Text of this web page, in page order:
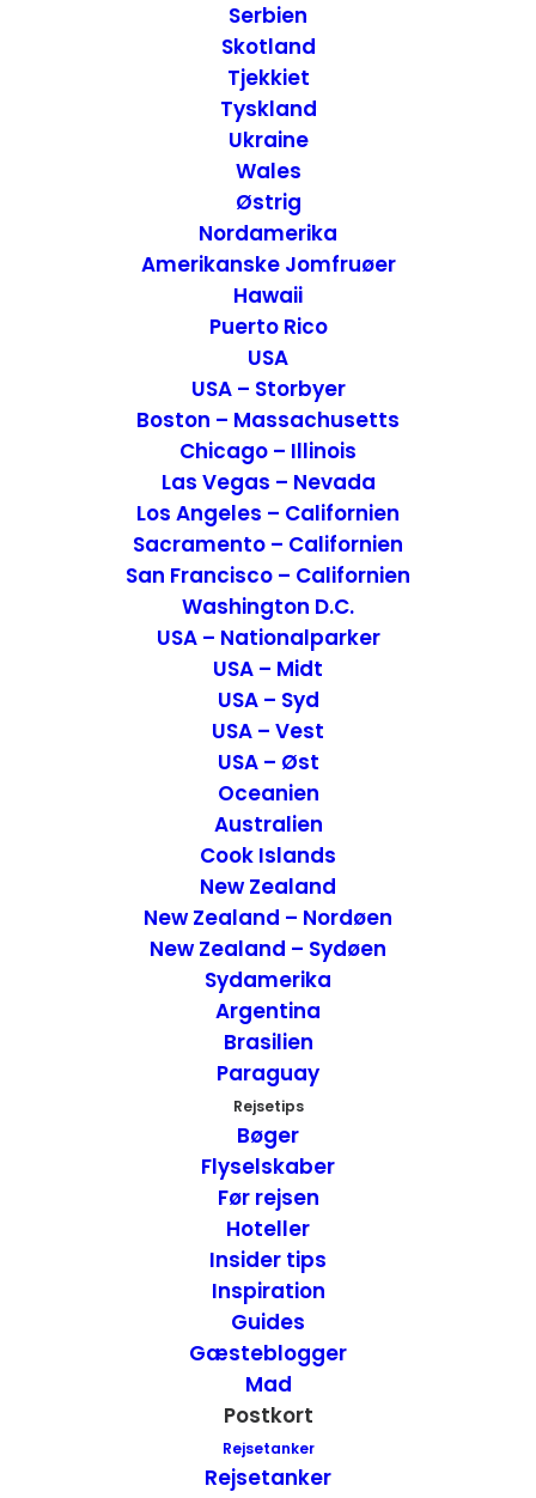
Serbien
Skotland
Tjekkiet
Tyskland
Ukraine
Wales
Østrig
Nordamerika
Amerikanske Jomfruøer
Hawaii
Puerto Rico
USA
USA – Storbyer
Boston – Massachusetts
Chicago – Illinois
Las Vegas – Nevada
Los Angeles – Californien
Sacramento – Californien
San Francisco – Californien
Washington D.C.
USA – Nationalparker
USA – Midt
USA – Syd
USA – Vest
USA – Øst
Oceanien
Australien
Cook Islands
New Zealand
New Zealand – Nordøen
New Zealand – Sydøen
Sydamerika
Argentina
Brasilien
Paraguay
Rejsetips
Bøger
Flyselskaber
Før rejsen
Hoteller
Insider tips
Inspiration
Guides
Gæsteblogger
Mad
Postkort
Rejsetanker
Rejsetanker
12 Postkort fra Road Trip i det Nordvestlige USA
Inspiration, Postkort
12 Postkort fra Moldova
Vores 19 Favorit Rejsebilleder fra 2019
USA - Vest, Marokko
,Thailand